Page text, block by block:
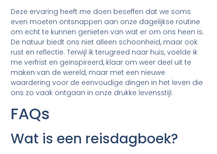
Deze ervaring heeft me doen beseffen dat we soms
even moeten ontsnappen aan onze dagelijkse routine
om echt te kunnen genieten van wat er om ons heen is.
De natuur biedt ons niet alleen schoonheid, maar ook
rust en reflectie. Terwijl ik terugreed naar huis, voelde ik
me verfrist en geïnspireerd, klaar om weer deel uit te
maken van de wereld, maar met een nieuwe
waardering voor de eenvoudige dingen in het leven die
ons zo vaak ontgaan in onze drukke levensstijl.
FAQs
Wat is een reisdagboek?